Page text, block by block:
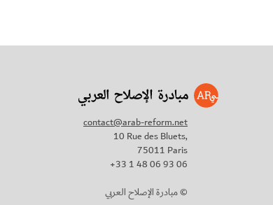
contact@arab-reform.net
10 Rue des Bluets,
75011 Paris
+33 1 48 06 93 06
مبادرة الإصلاح العربي ©